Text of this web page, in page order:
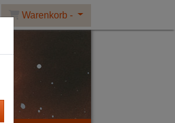
Warenkorb -